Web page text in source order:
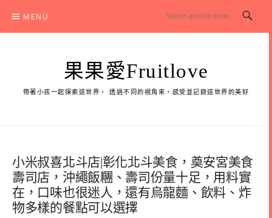
content
MENU
果果愛Fruitlove
帶著小孩一起探索這世界， 透過不同的視角來，感受並記錄這世界的美好
小米叔喜北斗店|彰化北斗美食，奠安宮美食
壽司店，沖繩飯糰、壽司份量十足，用料實
在，口味也很迷人，還有烏龍麵、飲料、炸
物多樣的餐點可以選擇